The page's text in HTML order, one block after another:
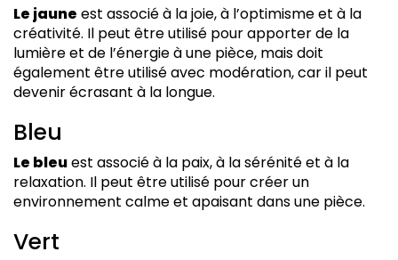
Le jaune est associé à la joie, à l’optimisme et à la
créativité. Il peut être utilisé pour apporter de la
lumière et de l’énergie à une pièce, mais doit
également être utilisé avec modération, car il peut
devenir écrasant à la longue.
Bleu
Le bleuest associé à la paix, à la sérénité et à la
relaxation. Il peut être utilisé pour créer un
environnement calme et apaisant dans une pièce.
Vert